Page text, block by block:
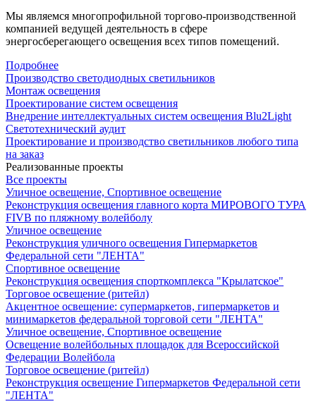
Мы являемся многопрофильной торгово-производственной
компанией ведущей деятельность в сфере
энергосберегающего освещения всех типов помещений.
Подробнее
Производство светодиодных светильников
Монтаж освещения
Проектирование систем освещения
Внедрение интеллектуальных систем освещения Blu2Light
Светотехнический аудит
Проектирование и производство светильников любого типа
на заказ
Реализованные проекты
Все проекты
Уличное освещение, Спортивное освещение
Реконструкция освещения главного корта МИРОВОГО ТУРА
FIVB по пляжному волейболу
Уличное освещение
Реконструкция уличного освещения Гипермаркетов
Федеральной сети "ЛЕНТА"
Спортивное освещение
Реконструкция освещения спорткомплекса "Крылатское"
Торговое освещение (ритейл)
Акцентное освещение: супермаркетов, гипермаркетов и
минимаркетов федеральной торговой сети "ЛЕНТА"
Уличное освещение, Спортивное освещение
Освещение волейбольных площадок для Всероссийской
Федерации Волейбола
Торговое освещение (ритейл)
Реконструкция освещение Гипермаркетов Федеральной сети
"ЛЕНТА"